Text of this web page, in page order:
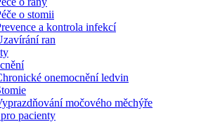
míst
příležitosti ​v B. Braun. Vyhledejte náš trh
o stomii
a kontrola infekcí
ran
onemocnění ledvin
močového měchýře
pacienty